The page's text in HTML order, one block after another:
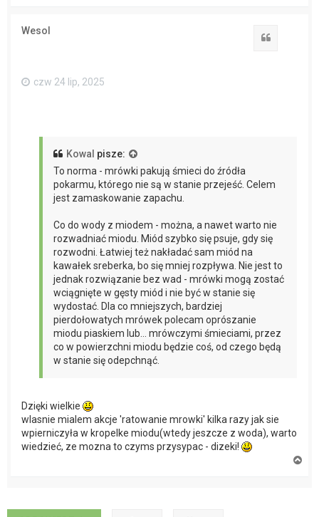
Wesol
czw 24 lip, 2025
Kowal pisze:
To norma - mrówki pakują śmieci do źródła
pokarmu, którego nie są w stanie przejeść. Celem
jest zamaskowanie zapachu.
Co do wody z miodem - można, a nawet warto nie
rozwadniać miodu. Miód szybko się psuje, gdy się
rozwodni. Łatwiej też nakładać sam miód na
kawałek sreberka, bo się mniej rozpływa. Nie jest to
jednak rozwiązanie bez wad - mrówki mogą zostać
wciągnięte w gęsty miód i nie być w stanie się
wydostać. Dla co mniejszych, bardziej
pierdołowatych mrówek polecam oprószanie
miodu piaskiem lub... mrówczymi śmieciami, przez
co w powierzchni miodu będzie coś, od czego będą
w stanie się odepchnąć.
Dzięki wielkie
wlasnie mialem akcje 'ratowanie mrowki' kilka razy jak sie
wpierniczyła w kropelke miodu(wtedy jeszcze z woda), warto
wiedzieć, ze mozna to czyms przysypac - dizeki!